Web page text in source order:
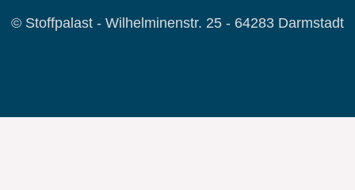
© Stoffpalast - Wilhelminenstr. 25 - 64283 Darmstadt